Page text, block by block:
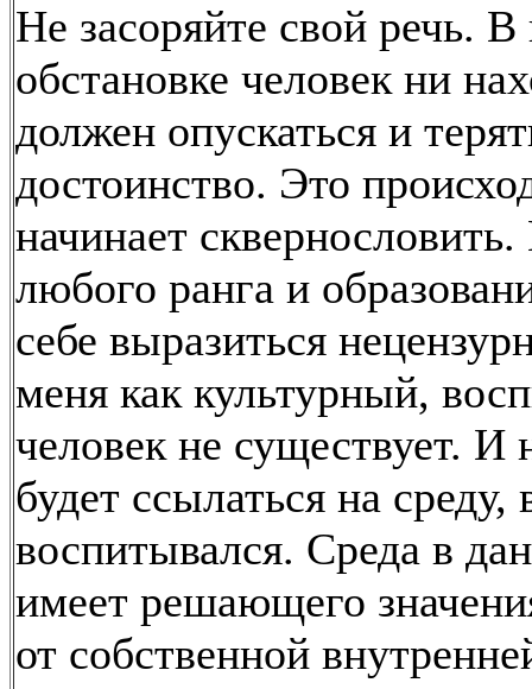
Не засоряйте свой речь.
обстановке человек ни
должен опускаться и
достоинство. Это
начинает
любого ранга и
себе выразиться
меня как культурный,
человек не существует. И
будет ссылаться на среду,
воспитывался. Среда в
имеет решающего
от собственной